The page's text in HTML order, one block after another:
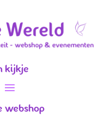
kijkje
webshop